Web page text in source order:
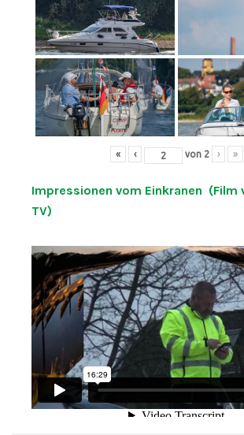
« ‹ von 2 › »
Impressionen vom Einkranen (Film
TV)